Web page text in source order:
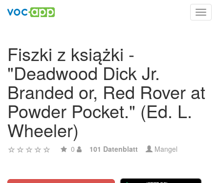
Fiszki z książki -
"Deadwood Dick Jr.
Branded or, Red Rover at
Powder Pocket." (Ed. L.
Wheeler)
0 101 Datenblatt Mangel